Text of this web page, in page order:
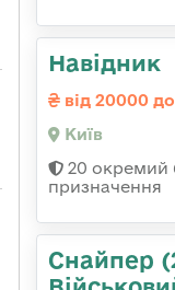
Навідник
від 20000
Київ
20 окремий
призначення
Снайпер